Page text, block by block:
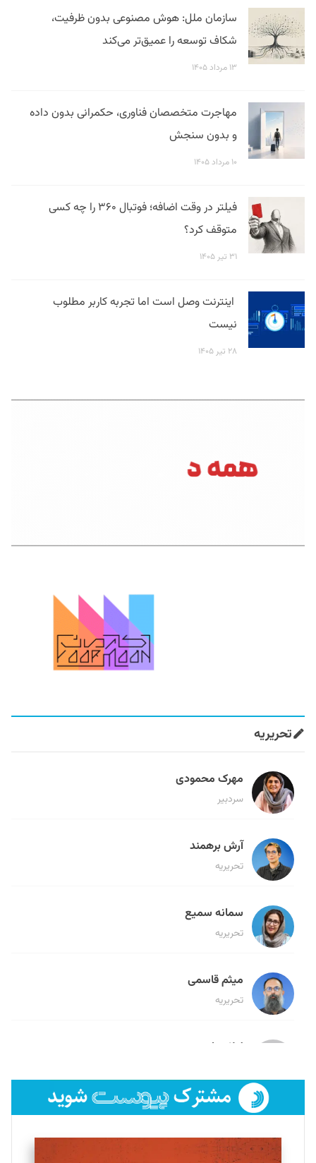
سازمان ملل: هوش مصنوعی بدون ظرفیت،
شکاف توسعه را عمیق‌تر می‌کند
۱۳ مرداد ۱۴۰۵
مهاجرت متخصصان فناوری، حکمرانی بدون داده
و بدون سنجش
۱۰ مرداد ۱۴۰۵
فیلتر در وقت اضافه؛ فوتبال ۳۶۰ را چه کسی
متوقف کرد؟
۳۱ تیر ۱۴۰۵
اینترنت وصل است اما تجربه کاربر مطلوب
نیست
۲۸ تیر ۱۴۰۵
تحریریه
مهرک محمودی
سردبیر
آرش برهمند
تحریریه
سمانه سمیع
تحریریه
میثم قاسمی
تحریریه
لیلا حنارود
فائزه فتحی رستمی
تحریریه